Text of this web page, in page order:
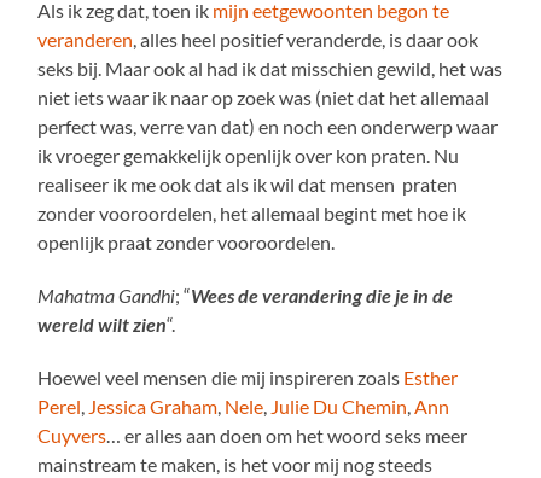
Als ik zeg dat, toen ik mijn eetgewoonten begon te
veranderen, alles heel positief veranderde, is daar ook
seks bij. Maar ook al had ik dat misschien gewild, het was
niet iets waar ik naar op zoek was (niet dat het allemaal
perfect was, verre van dat) en noch een onderwerp waar
ik vroeger gemakkelijk openlijk over kon praten. Nu
realiseer ik me ook dat als ik wil dat mensen praten
zonder vooroordelen, het allemaal begint met hoe ik
openlijk praat zonder vooroordelen.
Mahatma Gandhi; “Wees de verandering die je in de
wereld wilt zien“.
Hoewel veel mensen die mij inspireren zoals Esther
Perel, Jessica Graham, Nele, Julie Du Chemin,Ann
Cuyvers… er alles aan doen om het woord seks meer
mainstream te maken, is het voor mij nog steeds